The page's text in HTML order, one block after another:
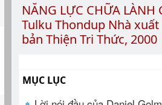
NĂNG LỰC CHỮA
Tulku Thondup Nhà
bản Thiện Tri Thức, 2000
MỤC LỤC